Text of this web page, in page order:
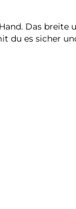
Das breite
du es sicher